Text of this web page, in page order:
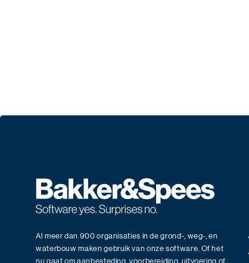
Al meer dan 900 organisaties in de grond-, weg-, en
waterbouw maken gebruik van onze software. Of het